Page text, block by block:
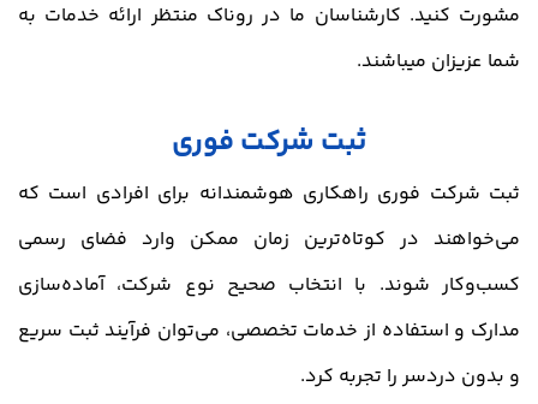
مشورت کنید. کارشناسان ما در روناک منتظر ارائه خدمات به
شما عزیزان میباشند.
ثبت شرکت فوری
ثبت شرکت فوری راهکاری هوشمندانه برای افرادی است که
می‌خواهند در کوتاه‌ترین زمان ممکن وارد فضای رسمی
کسب‌وکار شوند. با انتخاب صحیح نوع شرکت، آماده‌سازی
مدارک و استفاده از خدمات تخصصی، می‌توان فرآیند ثبت سریع
و بدون دردسر را تجربه کرد.